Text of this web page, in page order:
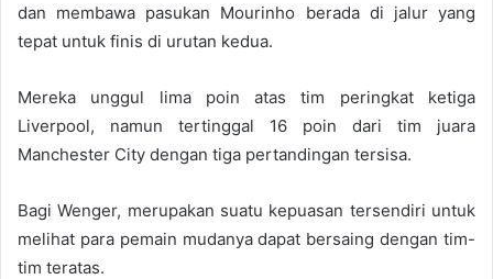
dan membawa pasukan Mourinho berada di jalur yang
tepat untuk finis di urutan kedua.
Mereka unggul lima poin atas tim peringkat ketiga
Liverpool, namun tertinggal 16 poin dari tim juara
Manchester City dengan tiga pertandingan tersisa.
Bagi Wenger, merupakan suatu kepuasan tersendiri untuk
melihat para pemain mudanya dapat bersaing dengan tim-
tim teratas.